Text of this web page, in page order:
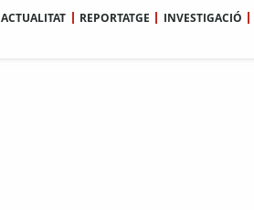
ACTUALITAT REPORTATGE INVESTIGACIÓ